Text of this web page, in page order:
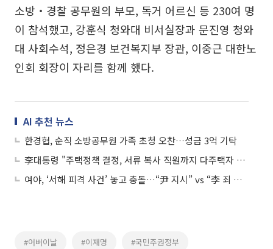
소방‧경찰 공무원의 부모, 독거 어르신 등 230여 명
이 참석했고, 강훈식 청와대 비서실장과 문진영 청와
대 사회수석, 정은경 보건복지부 장관, 이중근 대한노
인회 회장이 자리를 함께 했다.
AI 추천 뉴스
한경협, 순직 소방공무원 가족 초청 오찬…성금 3억 기탁
李대통령 "주택정책 결정, 서류 복사 직원까지 다주택자 배제하라"
여야, ‘서해 피격 사건’ 놓고 충돌…“尹 지시” vs “李 죄 지우기”
#어버이날 #이재명 #국민주권정부